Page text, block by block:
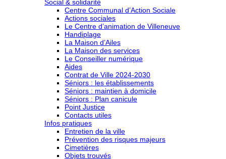
Social & solidarité
Centre Communal d’Action Sociale
Actions sociales
Le Centre d’animation de Villeneuve
Handiplage
La Maison d’Ailes
La Maison des services
Le Conseiller numérique
Aides
Contrat de Ville 2024-2030
Séniors : les établissements
Séniors : maintien à domicile
Séniors : Plan canicule
Point Justice
Contacts utiles
Infos pratiques
Entretien de la ville
Prévention des risques majeurs
Cimetières
Objets trouvés